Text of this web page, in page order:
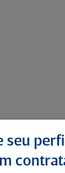
seu